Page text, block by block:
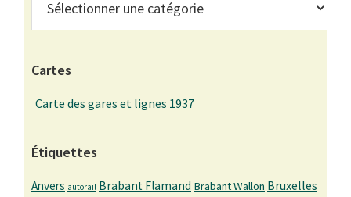
Cartes
Carte des gares et lignes 1937
Étiquettes
Anvers autorail Brabant Flamand Brabant Wallon Bruxelles